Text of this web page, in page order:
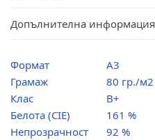
Допълнителна информация
Формат
А3
Грамаж
80 гр./м2
Клас
B+
Белота (CIE)
161 %
Непрозрачност
92 %